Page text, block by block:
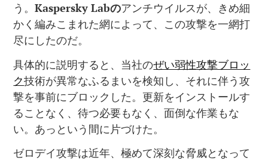
う。Kaspersky Labのアンチウイルスが、きめ細
かく編みこまれた網によって、この攻撃を一網打
尽にしたのだ。
具体的に説明すると、当社のぜい弱性攻撃ブロッ
ク技術が異常なふるまいを検知し、それに伴う攻
撃を事前にブロックした。更新をインストールす
ることなく、待つ必要もなく、面倒な作業もな
い。あっという間に片づけた。
ゼロデイ攻撃は近年、極めて深刻な脅威となって